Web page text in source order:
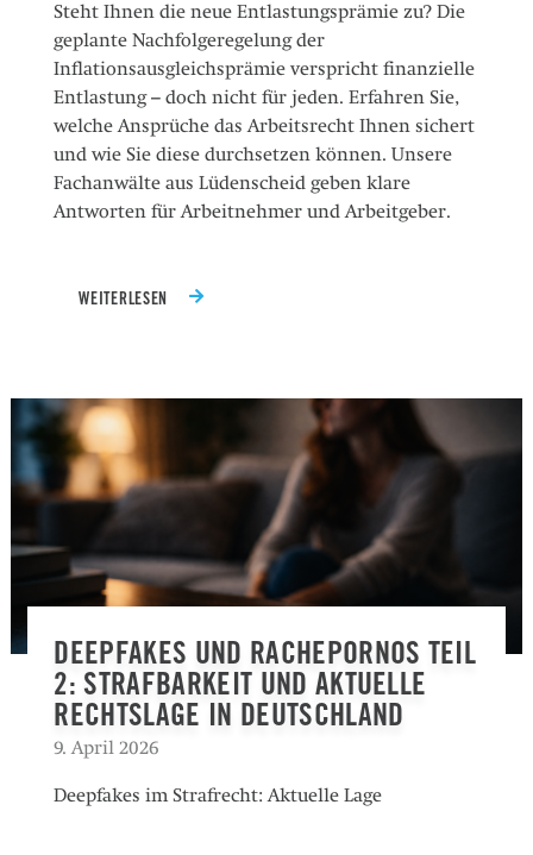
Steht Ihnen die neue Entlastungsprämie zu? Die
geplante Nachfolgeregelung der
Inflationsausgleichsprämie verspricht finanzielle
Entlastung – doch nicht für jeden. Erfahren Sie,
welche Ansprüche das Arbeitsrecht Ihnen sichert
und wie Sie diese durchsetzen können. Unsere
Fachanwälte aus Lüdenscheid geben klare
Antworten für Arbeitnehmer und Arbeitgeber.
WEITERLESEN
DEEPFAKES UND RACHEPORNOS TEIL
2: STRAFBARKEIT UND AKTUELLE
RECHTSLAGE IN DEUTSCHLAND
9. April 2026
Deepfakes im Strafrecht: Aktuelle Lage